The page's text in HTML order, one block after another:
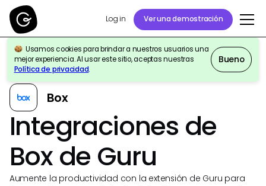
Log in Ver una demostración
Usamos cookies para brindar a nuestros usuarios una
mejor experiencia. Al usar este sitio, aceptas nuestras
Política de privacidad.
Bueno
Volver a Integraciones
Box
Integraciones de
Box de Guru
Aumente la productividad con la extensión de Guru para